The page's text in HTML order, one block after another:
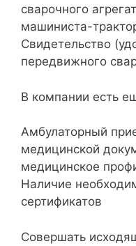
сварочного
машиниста-
Свидетельство
передвижного
В компании есть
Амбулаторный
медицинской
медицинское
Наличие
сертификатов
Совершать